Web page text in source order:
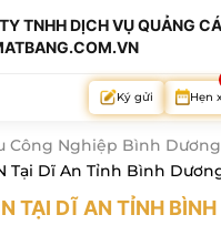
TNHH DỊCH VỤ QUẢNG
Ký gửi Hẹn
Công Nghiệp Bình Dương
Tại Dĩ An Tỉnh Bình
TẠI DĨ AN TỈNH